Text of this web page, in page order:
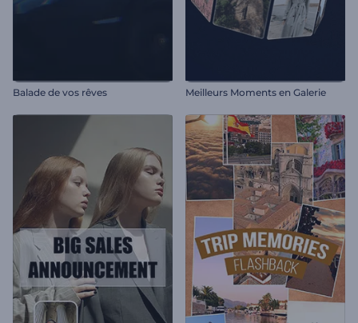
Balade de vos rêves Meilleurs Moments en Galerie